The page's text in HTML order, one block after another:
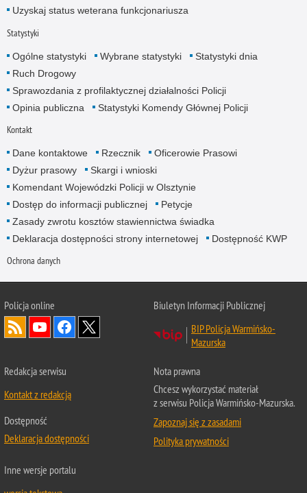
Uzyskaj status weterana funkcjonariusza
Statystyki
Ogólne statystyki Wybrane statystyki
Statystyki dnia
Ruch Drogowy
Sprawozdania z profilaktycznej działalności Policji
Opinia publiczna
Statystyki Komendy Głównej Policji
Kontakt
Dane kontaktowe Rzecznik
Oficerowie Prasowi
Dyżur prasowy
Skargi i wnioski
Komendant Wojewódzki Policji w Olsztynie
Dostęp do informacji publicznej
Petycje
Zasady zwrotu kosztów stawiennictwa świadka
Deklaracja dostępności strony internetowej
Dostępność KWP
Ochrona danych
Policja online
Biuletyn Informacji Publicznej
BIP Policja Warmińsko-
Mazurska
Redakcja serwisu
Kontakt z redakcją
Dostępność
Deklaracja dostępności
Nota prawna
Chcesz wykorzystać materiał
z serwisu Policja Warmińsko-Mazurska.
Zapoznaj się z zasadami
Polityka prywatności
Inne wersje portalu